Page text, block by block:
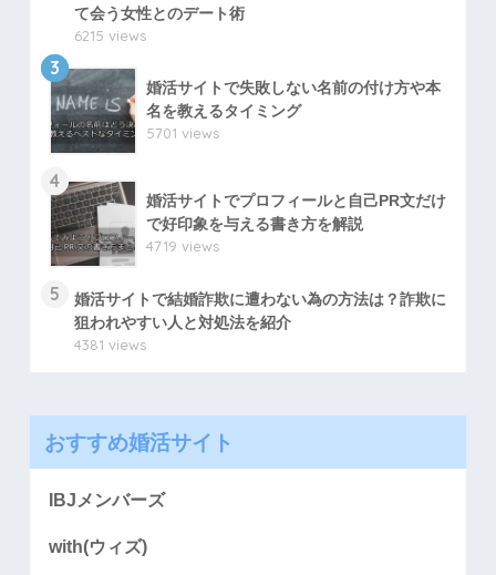
て会う女性とのデート術
6215 views
3
婚活サイトで失敗しない名前の付け方や本
名を教えるタイミング
5701 views
4
婚活サイトでプロフィールと自己PR文だけ
で好印象を与える書き方を解説
4719 views
5
婚活サイトで結婚詐欺に遭わない為の方法は？詐欺に
狙われやすい人と対処法を紹介
4381 views
おすすめ婚活サイト
IBJメンバーズ
with(ウィズ)